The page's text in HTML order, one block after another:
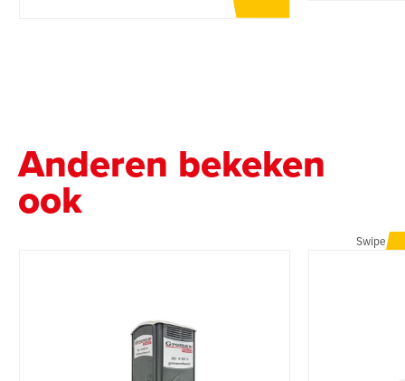
Anderen bekeken
ook
Swipe